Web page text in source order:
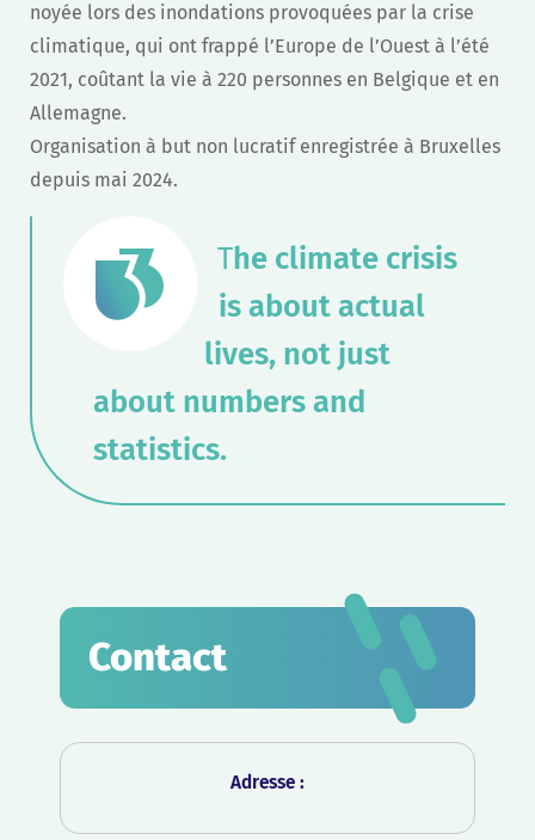
noyée lors des inondations provoquées par la crise
climatique, qui ont frappé l’Europe de l’Ouest à l’été
2021, coûtant la vie à 220 personnes en Belgique et en
Allemagne.
Organisation à but non lucratif enregistrée à Bruxelles
depuis mai 2024.
The climate crisis
is about actual
lives, not just
about numbers and
statistics.
Contact
Adresse :